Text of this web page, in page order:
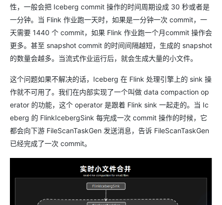
性，一般会把 Iceberg commit 操作的时间周期设成 30 秒或者是
一分钟。当 Flink 作业跑一天时，如果是一分钟一次 commit，一
天需要 1440 个 commit，如果 Flink 作业跑一个月commit 操作会
更多。甚至 snapshot commit 的时间间隔越短，生成的 snapshot
的数量会越多。当流式作业运行后，就会生成大量的小文件。
这个问题如果不解决的话，Iceberg 在 Flink 处理引擎上的 sink 操
作就不可用了。我们在内部实现了一个叫做 data compaction op
erator 的功能，这个 operator 是跟着 Flink sink 一起走的。当 Ic
eberg 的 FlinkIcebergSink 每完成一次 commit 操作的时候，它
都会向下游 FileScanTaskGen 发送消息，告诉 FileScanTaskGen
已经完成了一次 commit。